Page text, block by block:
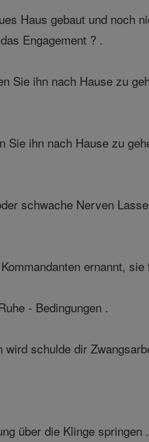
Haus gebaut und noch
Engagement ? .
Sie ihn nach Hause zu
Sie ihn nach Hause zu
schwache Nerven
ernannt, sie
- Bedingungen .
schulde dir
über die Klinge springen .